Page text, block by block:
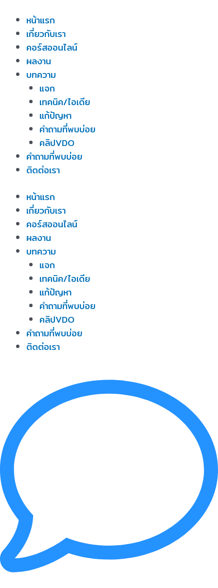
content
หน้าแรก
เกี่ยวกับเรา
คอร์สออนไลน์
ผลงาน
บทความ
แจก
เทคนิค/ไอเดีย
แก้ปัญหา
คำถามที่พบบ่อย
คลิปVDO
คำถามที่พบบ่อย
ติดต่อเรา
หน้าแรก
เกี่ยวกับเรา
คอร์สออนไลน์
ผลงาน
บทความ
แจก
เทคนิค/ไอเดีย
แก้ปัญหา
คำถามที่พบบ่อย
คลิปVDO
คำถามที่พบบ่อย
ติดต่อเรา